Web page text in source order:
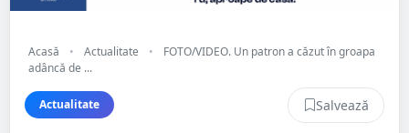
Acasă • Actualitate •
FOTO/VIDEO. Un patron a căzut în groapa
adâncă de ...
Actualitate Salvează